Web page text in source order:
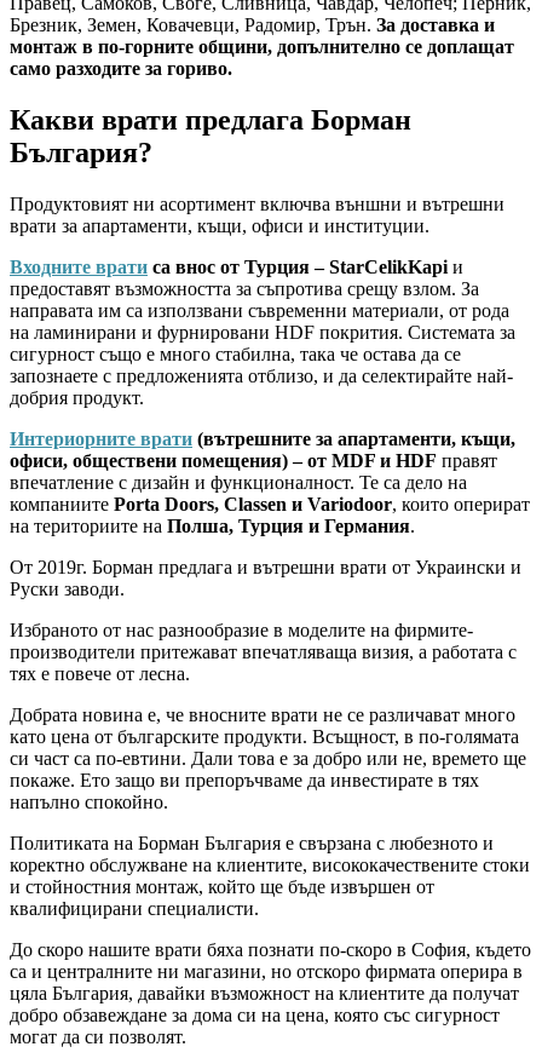
Брезник, Земен, Ковачевци, Радомир, Трън. За доставка и
монтаж в по-горните общини, допълнително се доплащат
само разходите за гориво.
Какви врати предлага Борман
България?
Продуктовият ни асортимент включва външни и вътрешни
врати за апартаменти, къщи, офиси и институции.
Входните врати са внос от Турция – StarCelikKapi и
предоставят възможността за съпротива срещу взлом. За
направата им са използвани съвременни материали, от рода
на ламинирани и фурнировани HDF покрития. Системата за
сигурност също е много стабилна, така че остава да се
запознаете с предложенията отблизо, и да селектирайте най-
добрия продукт.
Интериорните врати (вътрешните за апартаменти, къщи,
офиси, обществени помещения) – от MDF и HDF правят
впечатление с дизайн и функционалност. Те са дело на
компаниите Porta Doors, Classen и Variodoor, които оперират
на териториите на Полша, Турция и Германия.
От 2019г. Борман предлага и вътрешни врати от Украински и
Руски заводи.
Избраното от нас разнообразие в моделите на фирмите-
производители притежават впечатляваща визия, а работата с
тях е повече от лесна.
Добрата новина е, че вносните врати не се различават много
като цена от българските продукти. Всъщност, в по-голямата
си част са по-евтини. Дали това е за добро или не, времето ще
покаже. Ето защо ви препоръчваме да инвестирате в тях
напълно спокойно.
Политиката на Борман България е свързана с любезното и
коректно обслужване на клиентите, висококачествените стоки
и стойностния монтаж, който ще бъде извършен от
квалифицирани специалисти.
До скоро нашите врати бяха познати по-скоро в София, където
са и централните ни магазини, но отскоро фирмата оперира в
цяла България, давайки възможност на клиентите да получат
добро обзавеждане за дома си на цена, която със сигурност
могат да си позволят.